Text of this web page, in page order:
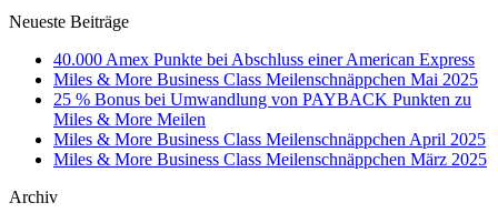
Neueste Beiträge
40.000 Amex Punkte bei Abschluss einer American Express
Miles & More Business Class Meilenschnäppchen Mai 2025
25 % Bonus bei Umwandlung von PAYBACK Punkten zu
Miles & More Meilen
Miles & More Business Class Meilenschnäppchen April 2025
Miles & More Business Class Meilenschnäppchen März 2025
Archiv